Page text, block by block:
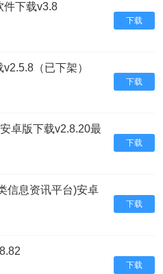
件下载v3.8
下载
（已下架）
下载
卓版下载v2.8.20最
下载
信息资讯平台)安卓
下载
下载